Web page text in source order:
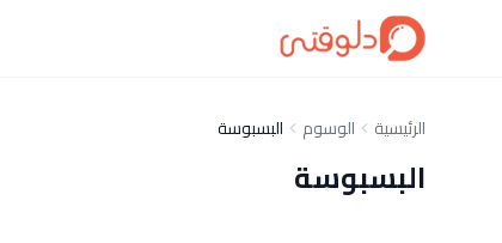
الرئيسية الوسوم البسبوسة
البسبوسة